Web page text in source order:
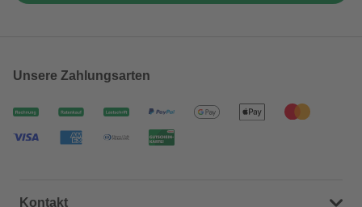
Unsere Zahlungsarten
Kontakt